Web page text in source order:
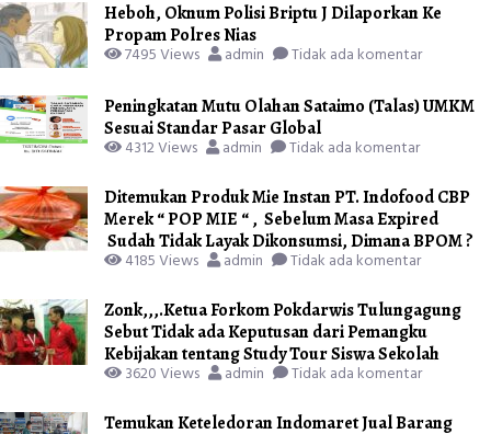
Heboh, Oknum Polisi Briptu J Dilaporkan Ke
Propam Polres Nias
7495 Views admin Tidak ada komentar
Peningkatan Mutu Olahan Sataimo (Talas) UMKM
Sesuai Standar Pasar Global
4312 Views admin Tidak ada komentar
Ditemukan Produk Mie Instan PT. Indofood CBP
Merek “ POP MIE “ , Sebelum Masa Expired
Sudah Tidak Layak Dikonsumsi, Dimana BPOM ?
4185 Views admin Tidak ada komentar
Zonk,,,.Ketua Forkom Pokdarwis Tulungagung
Sebut Tidak ada Keputusan dari Pemangku
Kebijakan tentang Study Tour Siswa Sekolah
3620 Views admin Tidak ada komentar
Temukan Keteledoran Indomaret Jual Barang